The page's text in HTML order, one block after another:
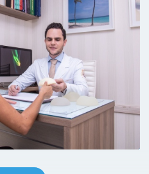
me explicou tudo
tudo dê certo para